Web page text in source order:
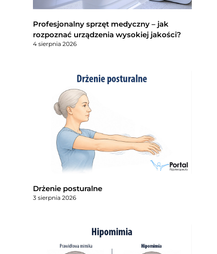
Profesjonalny sprzęt medyczny – jak
rozpoznać urządzenia wysokiej jakości?
4 sierpnia 2026
Drżenie posturalne
3 sierpnia 2026